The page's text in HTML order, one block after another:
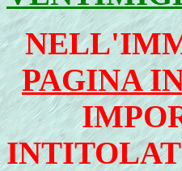
NELL'
PAGINA